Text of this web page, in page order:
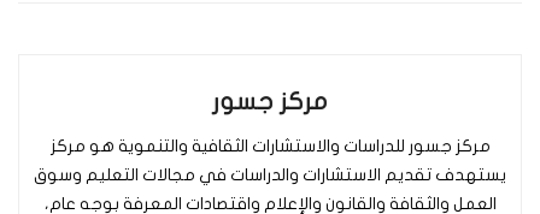
مركز جسور
مركز جسور للدراسات والاستشارات الثقافية والتنموية هو مركز
يستهدف تقديم الاستشارات والدراسات في مجالات التعليم وسوق
العمل والثقافة والقانون والإعلام واقتصادات المعرفة بوجه عام،